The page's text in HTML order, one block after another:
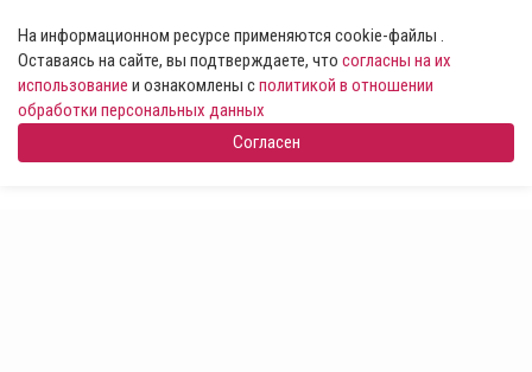
На информационном ресурсе применяются cookie-файлы .
Оставаясь на сайте, вы подтверждаете, что согласны на их
использование и ознакомлены сполитикой в отношении
обработки персональных данных
Согласен